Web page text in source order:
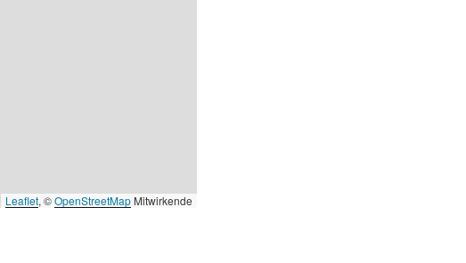
Leaflet, ©OpenStreetMap Mitwirkende